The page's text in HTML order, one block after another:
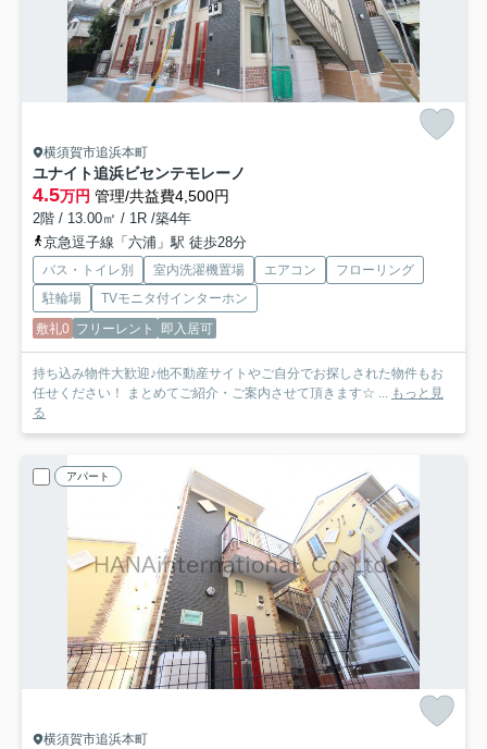
横須賀市追浜本町
ユナイト追浜ビセンテモレーノ
4.5万円 管理/共益費4,500円
2階 / 13.00㎡ / 1R /築4年
京急逗子線「六浦」駅 徒歩28分
バス・トイレ別 室内洗濯機置場 エアコン
フローリング
駐輪場
TVモニタ付インターホン
敷礼0 フリーレント 即入居可
持ち込み物件大歓迎♪他不動産サイトやご自分でお探しされた物件もお
任せください！ まとめてご紹介・ご案内させて頂きます☆ ...
もっと見
る
アパート
横須賀市追浜本町